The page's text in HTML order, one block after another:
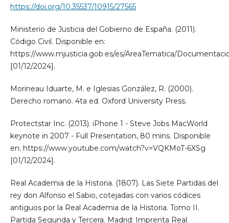
https://doi.org/10.35537/10915/27565
Ministerio de Justicia del Gobierno de España. (2011).
Código Civil. Disponible en:
https://www.mjusticia.gob.es/es/AreaTematica/
[01/12/2024].
Morineau Iduarte, M. e Iglesias González, R. (2000).
Derecho romano. 4ta ed. Oxford University Press.
Protectstar Inc. (2013). iPhone 1 - Steve Jobs MacWorld
keynote in 2007 - Full Presentation, 80 mins. Disponible
en: https://www.youtube.com/watch?v=VQKMoT-6XSg
[01/12/2024].
Real Academia de la Historia. (1807). Las Siete Partidas del
rey don Alfonso el Sabio, cotejadas con varios códices
antiguos por la Real Academia de la Historia. Tomo II.
Partida Segunda y Tercera. Madrid: Imprenta Real.